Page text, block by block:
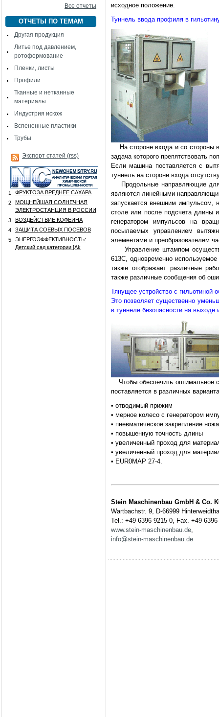
Все отчеты
ОТЧЕТЫ ПО ТЕМАМ
Другая продукция
Литье под давлением,
ротоформование
Пленки, листы
Профили
Тканные и нетканные
материалы
Индустрия искож
Вспененные пластики
Трубы
Экспорт статей (rss)
1.
ФРУКТОЗА ВРЕДНЕЕ САХАРА
2.
МОЩНЕЙШАЯ СОЛНЕЧНАЯ
ЭЛЕКТРОСТАНЦИЯ В РОССИИ
3.
ВОЗДЕЙСТВИЕ КОФЕИНА
4.
ЗАЩИТА СОЕВЫХ ПОСЕВОВ
5.
ЭНЕРГОЭФФЕКТИВНОСТЬ:
Детский сад категории [Аk
исходное положение.
Туннель ввода профиля в
На стороне входа и со стороны
задача которого препятствовать
Если машина поставляется с
туннель на стороне входа
Продольные направляющие для
являются линейными
запускается внешним импульсом,
столе или после подсчета длины
генератором импульсов на
посылаемых управлением
элементами и преобразователем
Управление штампом
613С, одновременно
также отображает различные
также различные сообщения об
Тянущее устройство с гильотиной
Это позволяет существенно
в туннеле безопасности на выходе
Чтобы обеспечить оптимальное
поставляется в различных
• отводимый прижим
• мерное колесо с генератором
• пневматическое закрепление ножа
• повышенную точность длины
• увеличенный проход для
• увеличенный проход для
• EUR0MAP 27-4.
Stein Maschinenbau GmbH & Co.
Wartbachstr. 9, D-66999
Tel.: +49 6396 9215-0, Fax. +49 6396
www.stein-maschinenbau.de,
info@stein-maschinenbau.de